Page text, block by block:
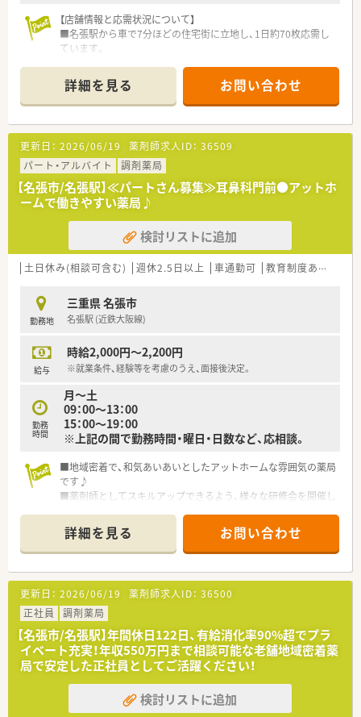
【店舗情報と応需状況について】
■名張駅から車で7分ほどの住宅街に立地し、1日約70枚応需し
ています。
定した体制で業務に取り組むことができます
■門前クリニックは予約制で曜日による処方箋の偏りはござい
ません。
【法人特徴について】
■三重県北部と愛知県を中心に18店舗を展開している調剤薬局
グループの一員で、三重県内でも勢いのある法人の一つです。
■出店形態はマンツーマン型が多く、地域密着型の薬局として患
者さんや地域社会への貢献を大切にしています。
■年に一度社長と直接面談する機会があり、従業員の意見や考え
を積極的に吸い上げる風通しの良い企業風土が魅力です。
【求人情報について】
■給与は経験や年齢を考慮し450万円から600万円で決定され、
■年間休日は120日以上と非常に多く、プライベートの時間もし
っかりと確保できる週休2日制を採用しています。
■遠方からの転職者には住宅手当の支給があるほか、教育制度も
詳細を見る お問い合わせ
更新日： 2026/06/19 薬剤師求人ID： 36509
パート・アルバイト
調剤薬局
【名張市/名張駅】≪パートさん募集≫耳鼻科門前●アットホ
ームで働きやすい薬局♪
検討リストに追加
土日休み(相談可含む) 週休2.5日以上 車通勤可 教育制度あり
勤務地
三重県 名張市
名張駅 (近鉄大阪線)
給与
時給2,000円～2,200円
※就業条件、経験等を考慮のうえ、面接後決定。
勤務
時間
月～土
09：00～13：00
15：00～19：00
※上記の間で勤務時間・曜日・日数など、応相談。
■地域密着で、和気あいあいとしたアットホームな雰囲気の薬局
です♪
■薬剤師としてスキルアップできるよう、様々な研修会を開催し
■接遇・マナーやＯＴＣサプリメントの知識習得、認定薬剤師や
ケアマネージャーの資格取得支援も行っています！
■歴史ある地域密着型の薬局で、転居を伴う店舗異動はありませ
ん。
■耳鼻咽喉科の処方箋の他、面受けで内科や精神科の処方箋も応
需しています。
詳細を見る お問い合わせ
更新日： 2026/06/19 薬剤師求人ID： 36500
正社員
調剤薬局
【名張市/名張駅】年間休日122日、有給消化率90%超でプラ
イベート充実！年収550万円まで相談可能な老舗地域密着薬
局で安定した正社員としてご活躍ください！
検討リストに追加